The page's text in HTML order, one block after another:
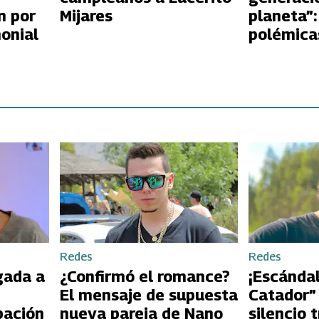
por
Mijares
a
Redes
¿Confirmó el romance?
El mensaje de supuesta
nueva pareja de Nano
Redes
silencio